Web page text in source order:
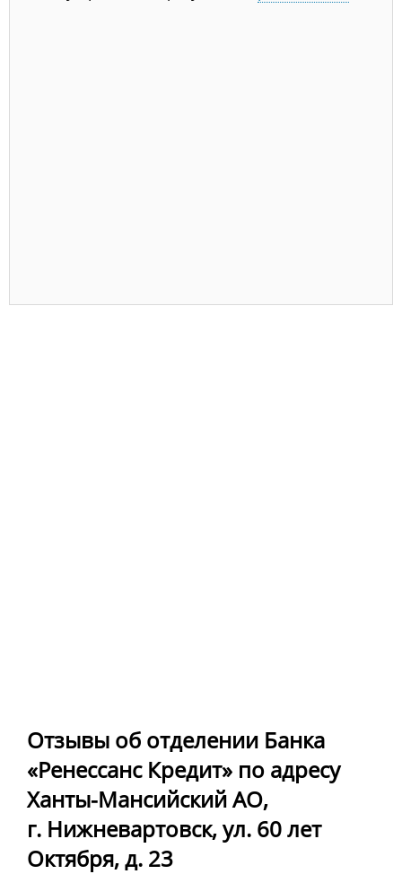
Отзывы об отделении Банка
«Ренессанс Кредит» по адресу
Ханты-Мансийский АО,
г. Нижневартовск, ул. 60 лет
Октября, д. 23